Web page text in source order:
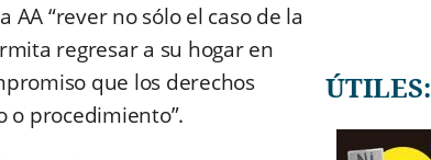
“rever no sólo el caso de la
regresar a su hogar en
que los derechos
o procedimiento”.
ÚTILES: